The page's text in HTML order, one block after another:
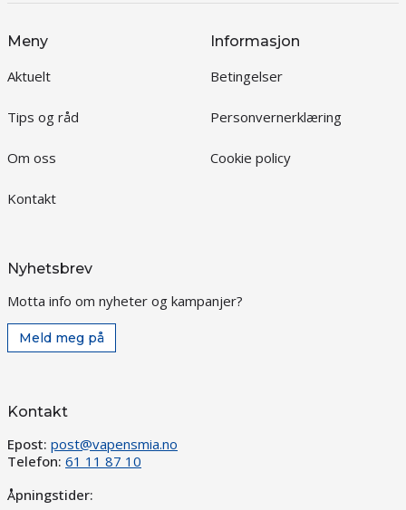
Meny
Aktuelt
Tips og råd
Om oss
Kontakt
Informasjon
Betingelser
Personvernerklæring
Cookie policy
Nyhetsbrev
Motta info om nyheter og kampanjer?
Meld meg på
Kontakt
Epost: post@vapensmia.no
Telefon: 61 11 87 10
Åpningstider: